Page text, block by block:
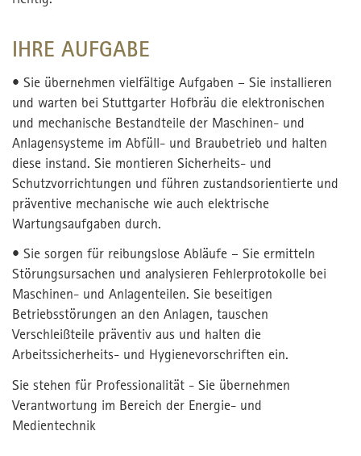
IHRE AUFGABE
• Sie übernehmen vielfältige Aufgaben – Sie installieren
und warten bei Stuttgarter Hofbräu die elektronischen
und mechanische Bestandteile der Maschinen- und
Anlagensysteme im Abfüll- und Braubetrieb und halten
diese instand. Sie montieren Sicherheits- und
Schutzvorrichtungen und führen zustandsorientierte und
präventive mechanische wie auch elektrische
Wartungsaufgaben durch.
• Sie sorgen für reibungslose Abläufe – Sie ermitteln
Störungsursachen und analysieren Fehlerprotokolle bei
Maschinen- und Anlagenteilen. Sie beseitigen
Betriebsstörungen an den Anlagen, tauschen
Verschleißteile präventiv aus und halten die
Arbeitssicherheits- und Hygienevorschriften ein.
Sie stehen für Professionalität - Sie übernehmen
Verantwortung im Bereich der Energie- und
Medientechnik